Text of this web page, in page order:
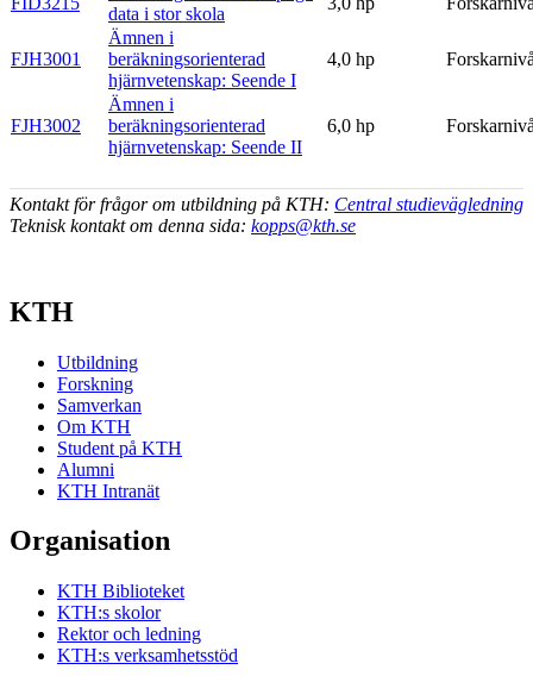
data i stor skola
FJH3001
Ämnen i
beräkningsorienterad
hjärnvetenskap: Seende I
4,0 hp
FJH3002
Ämnen i
beräkningsorienterad
hjärnvetenskap: Seende II
6,0 hp
Kontakt för frågor om utbildning på KTH: Central studievägledning
Teknisk kontakt om denna sida: kopps@kth.se
KTH
Utbildning
Forskning
Samverkan
Om KTH
Student på KTH
Alumni
KTH Intranät
Organisation
KTH Biblioteket
KTH:s skolor
Rektor och ledning
KTH:s verksamhetsstöd